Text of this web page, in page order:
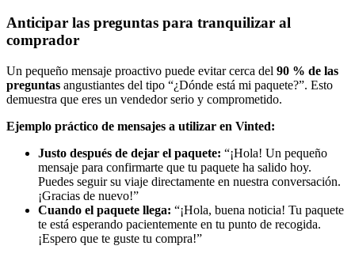
Anticipar las preguntas para tranquilizar al
comprador
Un pequeño mensaje proactivo puede evitar cerca del 90 % de las
preguntas angustiantes del tipo “¿Dónde está mi paquete?”. Esto
demuestra que eres un vendedor serio y comprometido.
Ejemplo práctico de mensajes a utilizar en Vinted:
Justo después de dejar el paquete: “¡Hola! Un pequeño
mensaje para confirmarte que tu paquete ha salido hoy.
Puedes seguir su viaje directamente en nuestra conversación.
¡Gracias de nuevo!”
Cuando el paquete llega: “¡Hola, buena noticia! Tu paquete
te está esperando pacientemente en tu punto de recogida.
¡Espero que te guste tu compra!”